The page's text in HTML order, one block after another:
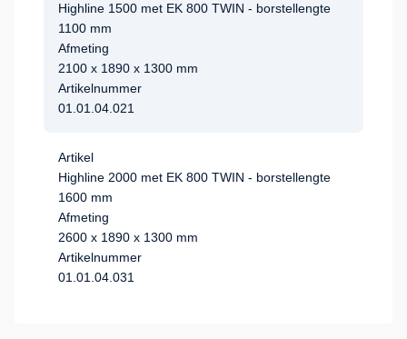
Highline 1500 met EK 800 TWIN - borstellengte
1100 mm
Afmeting
2100 x 1890 x 1300 mm
Artikelnummer
01.01.04.021
Artikel
Highline 2000 met EK 800 TWIN - borstellengte
1600 mm
Afmeting
2600 x 1890 x 1300 mm
Artikelnummer
01.01.04.031